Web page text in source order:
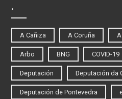
.
A Cañiza A Coruña
Arbo BNG COVID-19
Deputación Deputación da
Deputación de Pontevedra